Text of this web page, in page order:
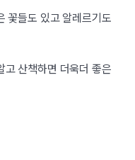
꽃들도 있고 알레르기도
고 산책하면 더욱더 좋은